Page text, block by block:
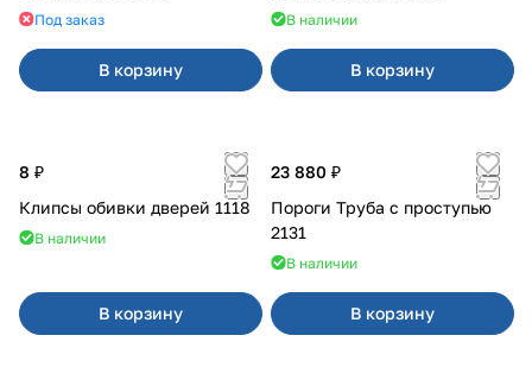
Под заказ
В корзину
В наличии
В корзину
8 ₽
Клипсы обивки дверей 1118
В наличии
В корзину
23 880 ₽
Пороги Труба с проступью
2131
В наличии
В корзину